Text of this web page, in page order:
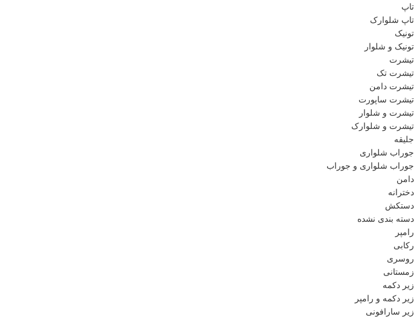
تاپ
تاپ شلوارک
تونیک
تونیک و شلوار
تیشرت
تیشرت تک
تیشرت دامن
تیشرت ساپورت
تیشرت و شلوار
تیشرت و شلوارک
جلیقه
جوراب شلواری
جوراب شلواری و جوراب
دامن
دخترانه
دستکش
دسته بندی نشده
رامپر
رکابی
روسری
زمستانی
زیر دکمه
زیر دکمه و رامپر
زیر سارافونی